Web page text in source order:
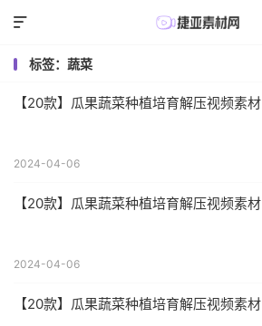

标签：蔬菜
【20款】瓜果蔬菜种植培育解压视频素材
2024-04-06
【20款】瓜果蔬菜种植培育解压视频素材
2024-04-06
【20款】瓜果蔬菜种植培育解压视频素材